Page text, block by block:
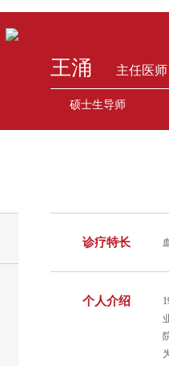
王涌 主任医师
硕士生导师
诊疗特长
个人介绍